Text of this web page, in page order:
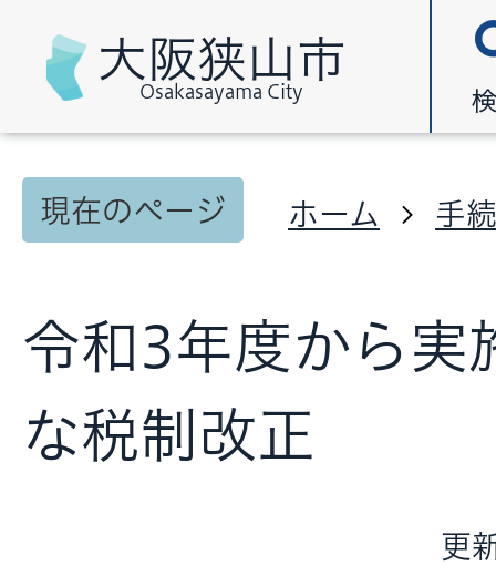
大阪狭山市
Osakasayama City
現在のページ ホーム 手
令和3年度から実
な税制改正
更